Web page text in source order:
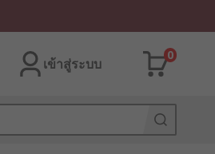
เข้าสู่ระบบ
0